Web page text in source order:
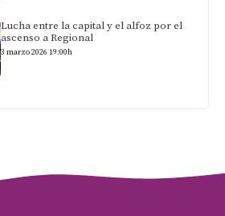
Lucha entre la capital y el alfoz por el
ascenso a Regional
3 marzo 2026 19:00h